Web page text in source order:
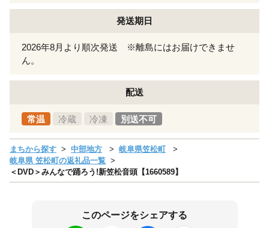
発送期日
2026年8月より順次発送 ※離島にはお届けできませ
ん。
配送
常温 冷蔵 冷凍 別送不可
まちから探す 中部地方
岐阜県笠松町
岐阜県 笠松町の返礼品一覧
＜DVD＞みんなで踊ろう!新笠松音頭【1660589】
このページをシェアする